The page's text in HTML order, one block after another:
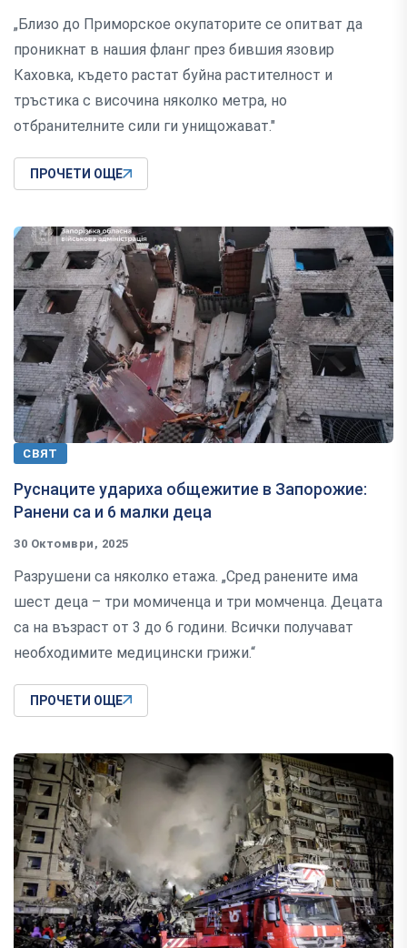
„Близо до Приморское окупаторите се опитват да
проникнат в нашия фланг през бившия язовир
Каховка, където растат буйна растителност и
тръстика с височина няколко метра, но
отбранителните сили ги унищожават."
ПРОЧЕТИ ОЩЕ
СВЯТ
Руснаците удариха общежитие в Запорожие:
Ранени са и 6 малки деца
30 Октомври, 2025
Разрушени са няколко етажа. „Сред ранените има
шест деца – три момиченца и три момченца. Децата
са на възраст от 3 до 6 години. Всички получават
необходимите медицински грижи.“
ПРОЧЕТИ ОЩЕ